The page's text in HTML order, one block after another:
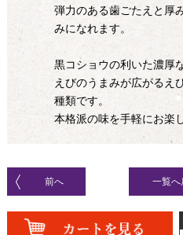
弾力のある歯ごたえと厚
みになれます。
黒コショウの利いた濃厚
えびのうまみが広がるえ
種類です。
本格派の味を手軽にお楽
前へ 一覧へ